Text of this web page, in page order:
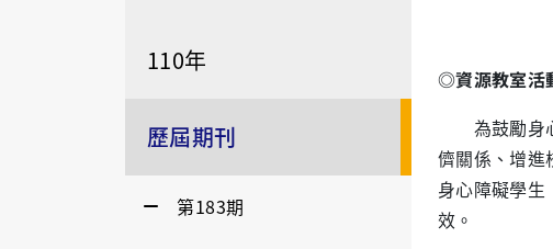
110年
歷屆期刊
第183期
◎資源教室活
為鼓勵身心
儕關係、增進
身心障礙學生
效。